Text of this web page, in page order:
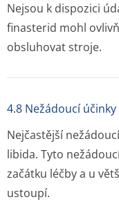
Nejsou k dispozici
finasterid mohl
obsluhovat stroje.
4.8 Nežádoucí účinky
Nejčastější
libida. Tyto
začátku léčby a u
ustoupí.